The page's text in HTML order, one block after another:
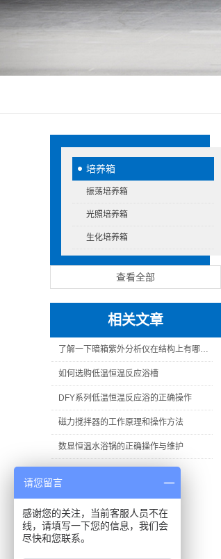
培养箱
振荡培养箱
光照培养箱
生化培养箱
查看全部
相关文章
了解一下暗箱紫外分析仪在结构上有哪些特点吧
如何选购低温恒温反应浴槽
DFY系列低温恒温反应浴的正确操作
磁力搅拌器的工作原理和操作方法
数显恒温水浴锅的正确操作与维护
请您留言
感谢您的关注，当前客服人员不在
线，请填写一下您的信息，我们会
尽快和您联系。